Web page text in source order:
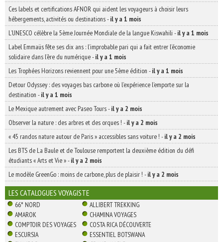
Ces labels et certifications AFNOR qui aident les voyageurs à choisir leurs
hébergements, activités ou destinations-il y a 1 mois
L’UNESCO célèbre la 5ème Journée Mondiale de la langue Kiswahili -il y a 1 mois
Label Emmaüs fête ses dix ans : l’improbable pari qui a fait entrer l’économie
solidaire dans l’ère du numérique-il y a 1 mois
Les Trophées Horizons reviennent pour une 5ème édition -il y a 1 mois
Detour Odyssey : des voyages bas carbone où l’expérience l’emporte sur la
destination -il y a 1 mois
Le Mexique autrement avec Paseo Tours-il y a 2 mois
Observer la nature : des arbres et des orques ! -il y a 2 mois
« 45 randos nature autour de Paris » accessibles sans voiture ! -il y a 2 mois
Les BTS de La Baule et de Toulouse remportent la deuxième édition du défi
étudiants « Arts et Vie »-il y a 2 mois
Le modèle GreenGo : moins de carbone, plus de plaisir ! -il y a 2 mois
LES CATALOGUES VOYAGISTE
66° NORD
ALLIBERT TREKKING
AMAROK
CHAMINA VOYAGES
COMPTOIR DES VOYAGES
COSTA RICA DÉCOUVERTE
ESCURSIA
ESSENTIEL BOTSWANA